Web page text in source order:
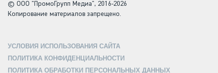
© ООО "ПромоГрупп Медиа", 2016-2026
Копирование материалов запрещено.
УСЛОВИЯ ИСПОЛЬЗОВАНИЯ САЙТА
ПОЛИТИКА КОНФИДЕНЦИАЛЬНОСТИ
ПОЛИТИКА ОБРАБОТКИ ПЕРСОНАЛЬНЫХ ДАННЫХ